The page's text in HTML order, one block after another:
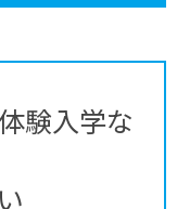
験入学な